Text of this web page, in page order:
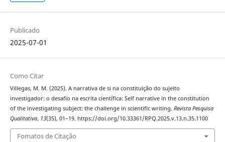
Publicado
2025-07-01
Como Citar
Villegas, M. M. (2025). A narrativa de si na constituição do sujeito
investigador: o desafio na escrita científica: Self narrative in the constitution
of the investigating subject: the challenge in scientific writing. Revista Pesquisa
Qualitativa, 13(35), 01–19. https://doi.org/10.33361/RPQ.2025.v.13.n.35.1100
Fomatos de Citação